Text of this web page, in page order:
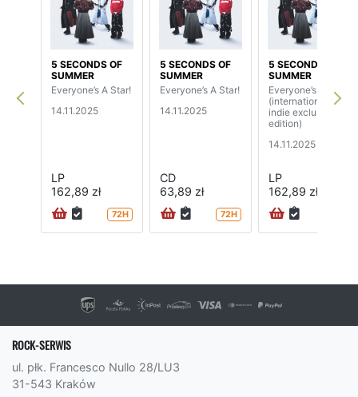
5 SECONDS OF
SUMMER
Everyone’s A Star!
14.11.2025
LP
162,89 zł
72H
5 SECONDS OF
SUMMER
Everyone’s A Star!
14.11.2025
CD
63,89 zł
72H
5 SECONDS OF
SUMMER
Everyone’s A Star!
(international
indie exclusive
edition)
14.11.2025
LP
162,89 zł
ROCK-SERWIS
ul. płk. Francesco Nullo 28/LU3
31-543 Kraków